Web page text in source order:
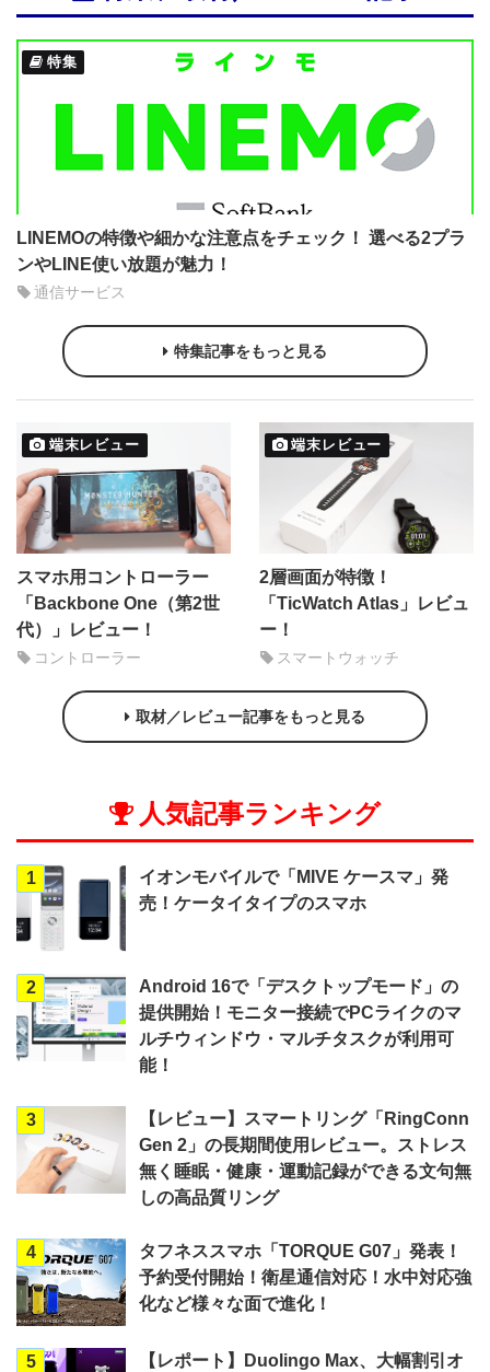
特集
LINEMOの特徴や細かな注意点をチェック！ 選べる2プラ
ンやLINE使い放題が魅力！
通信サービス
特集記事をもっと見る
端末レビュー
スマホ用コントローラー
「Backbone One（第2世
代）」レビュー！
コントローラー
端末レビュー
2層画面が特徴！
「TicWatch Atlas」レビュ
ー！
スマートウォッチ
取材／レビュー記事をもっと見る
人気記事ランキング
1
イオンモバイルで「MIVE ケースマ」発
売！ケータイタイプのスマホ
2
Android 16で「デスクトップモード」の
提供開始！モニター接続でPCライクのマ
ルチウィンドウ・マルチタスクが利用可
能！
3
【レビュー】スマートリング「RingConn
Gen 2」の長期間使用レビュー。ストレス
無く睡眠・健康・運動記録ができる文句無
しの高品質リング
4
タフネススマホ「TORQUE G07」発表！
予約受付開始！衛星通信対応！水中対応強
化など様々な面で進化！
5
【レポート】Duolingo Max、大幅割引オ